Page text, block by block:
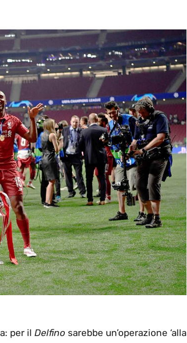
per il Delfino sarebbe un’operazione ‘alla